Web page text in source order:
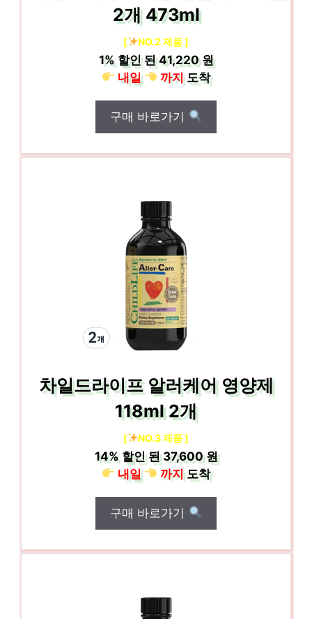
2개 473ml
[ NO.2 제품 ]
1%할인 된41,220 원
내일
까지도착
구매 바로가기
차일드라이프 알러케어 영양제
118ml 2개
[ NO.3 제품 ]
14%할인 된37,600 원
내일
까지도착
구매 바로가기